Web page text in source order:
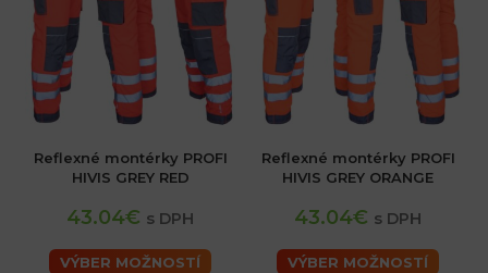
Reflexné montérky PROFI
HIVIS GREY RED
43.04€ s DPH
VÝBER MOŽNOSTÍ
Reflexné montérky PROFI
HIVIS GREY ORANGE
43.04€ s DPH
VÝBER MOŽNOSTÍ